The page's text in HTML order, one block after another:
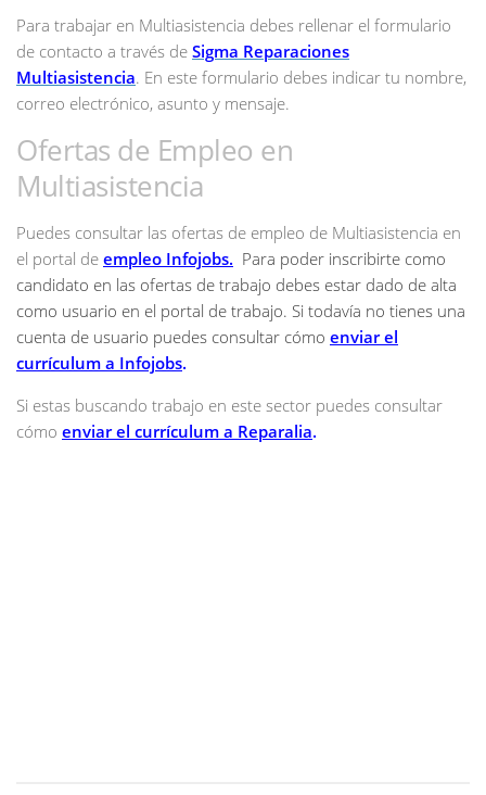
Para trabajar en Multiasistencia debes rellenar el formulario
de contacto a través de Sigma Reparaciones
Multiasistencia. En este formulario debes indicar tu nombre,
correo electrónico, asunto y mensaje.
Ofertas de Empleo en
Multiasistencia
Puedes consultar las ofertas de empleo de Multiasistencia en
el portal de empleo Infojobs. Para poder inscribirte como
candidato en las ofertas de trabajo debes estar dado de alta
como usuario en el portal de trabajo. Si todavía no tienes una
cuenta de usuario puedes consultar cómo enviar el
currículum a Infojobs.
Si estas buscando trabajo en este sector puedes consultar
cómo enviar el currículum a Reparalia.